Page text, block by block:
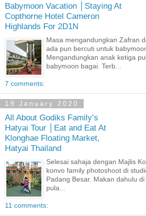
Babymoon Vacation │Staying At
Copthorne Hotel Cameron
Highlands For 2D1N
Masa mengandungkan Zafran
ada pun bercuti untuk
Mengandungkan anak ketiga
babymoon bagai. Terb...
7 comments:
19 January 2020
All About Godiks Family’s
Hatyai Tour │Eat and Eat At
Klonghae Floating Market,
Hatyai Thailand
Selesai sahaja dengan Majlis
konvo family photoshoot di
Padang Besar. Makan dahulu
pula...
11 comments: